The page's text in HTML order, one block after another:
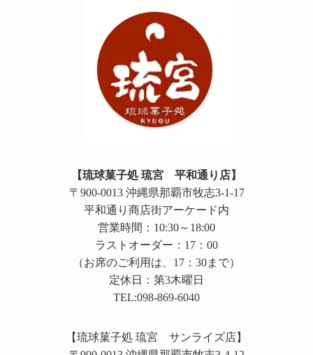
【琉球菓子処 琉宮 平和通り店】
〒900-0013 沖縄県那覇市牧志3-1-17
平和通り商店街アーケード内
営業時間：10:30～18:00
ラストオーダー：17：00
（お席のご利用は、17：30まで）
定休日：第3木曜日
TEL:098-869-6040
【琉球菓子処 琉宮 サンライズ店】